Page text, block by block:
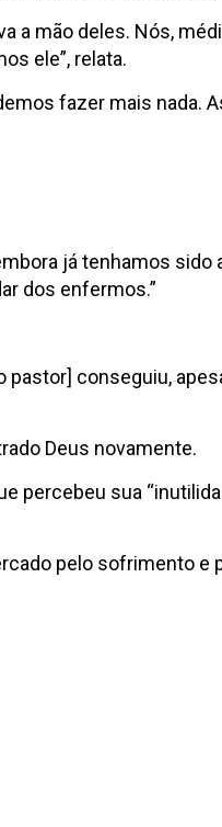
a mão deles. Nós,
ele”, relata.
fazer mais nada.
já tenhamos
dos enfermos.”
conseguiu,
Deus novamente.
percebeu sua
pelo sofrimento e